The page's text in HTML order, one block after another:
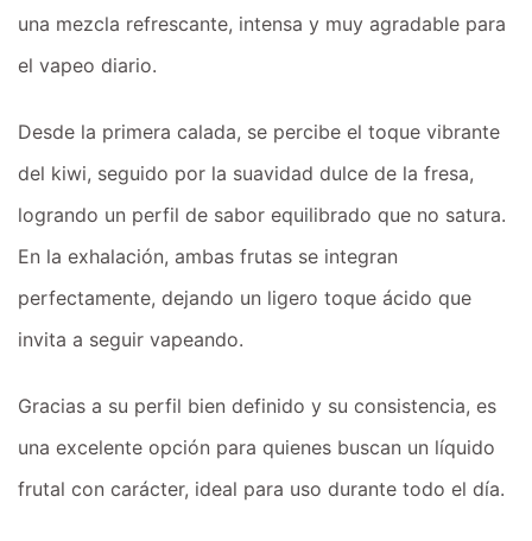
una mezcla refrescante, intensa y muy agradable para
el vapeo diario.
Desde la primera calada, se percibe el toque vibrante
del kiwi, seguido por la suavidad dulce de la fresa,
logrando un perfil de sabor equilibrado que no satura.
En la exhalación, ambas frutas se integran
perfectamente, dejando un ligero toque ácido que
invita a seguir vapeando.
Gracias a su perfil bien definido y su consistencia, es
una excelente opción para quienes buscan un líquido
frutal con carácter, ideal para uso durante todo el día.